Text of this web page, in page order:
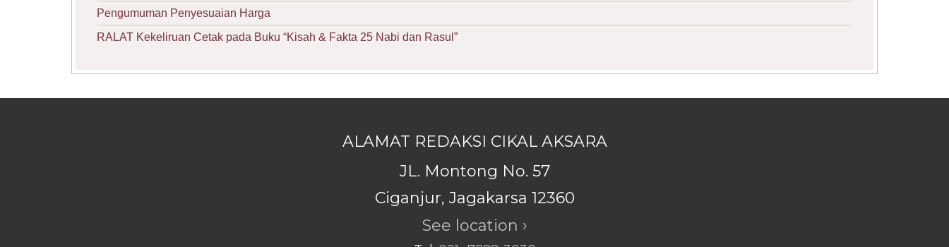
Pengumuman Penyesuaian Harga
RALAT Kekeliruan Cetak pada Buku “Kisah & Fakta 25 Nabi dan Rasul”
ALAMAT REDAKSI CIKAL AKSARA
JL. Montong No. 57
Ciganjur, Jagakarsa 12360
See location ›